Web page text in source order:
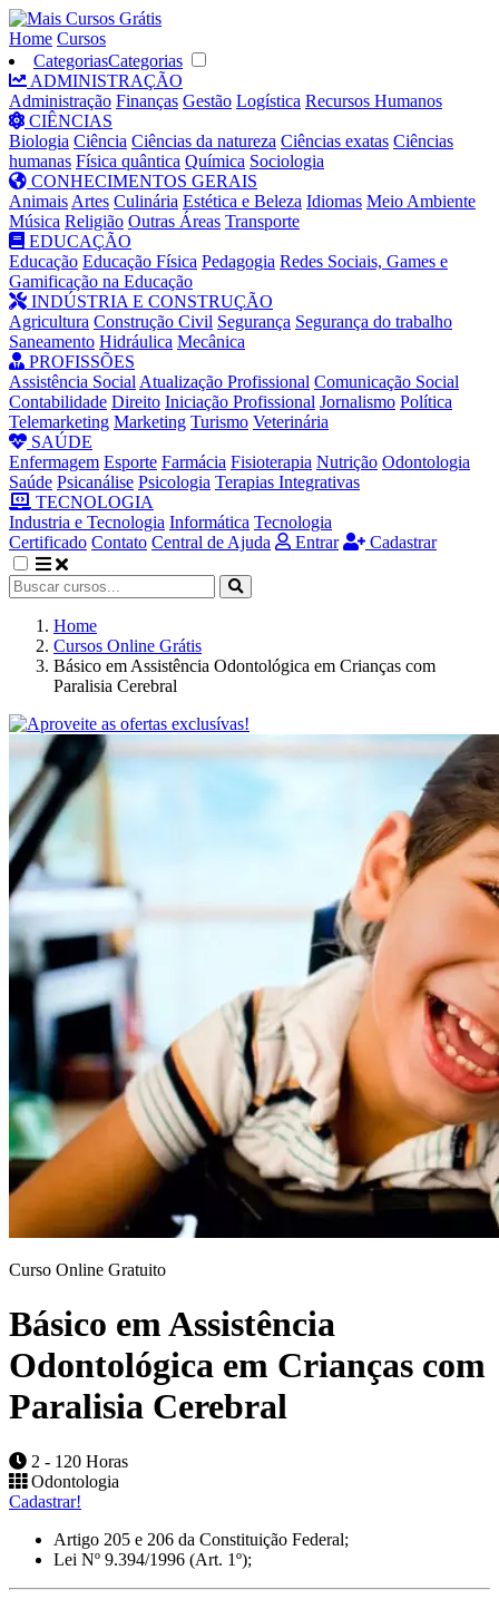
Home Cursos
CategoriasCategorias
ADMINISTRAÇÃO
Administração Finanças Gestão Logística Recursos Humanos
CIÊNCIAS
Biologia Ciência Ciências da natureza Ciências exatas Ciências
humanas Física quântica Química Sociologia
CONHECIMENTOS GERAIS
Animais Artes Culinária Estética e Beleza Idiomas Meio Ambiente
Música Religião Outras Áreas Transporte
EDUCAÇÃO
Educação Educação Física Pedagogia Redes Sociais, Games e
Gamificação na Educação
INDÚSTRIA E CONSTRUÇÃO
Agricultura Construção Civil Segurança Segurança do trabalho
Saneamento Hidráulica Mecânica
PROFISSÕES
Assistência Social Atualização Profissional Comunicação Social
Contabilidade Direito Iniciação Profissional Jornalismo Política
Telemarketing Marketing Turismo Veterinária
SAÚDE
Enfermagem Esporte Farmácia Fisioterapia Nutrição Odontologia
Saúde Psicanálise Psicologia Terapias Integrativas
TECNOLOGIA
Industria e Tecnologia Informática Tecnologia
Certificado Contato Central de Ajuda Entrar Cadastrar
Home
Cursos Online Grátis
Básico em Assistência Odontológica em Crianças com
Paralisia Cerebral
Curso Online Gratuito
Básico em Assistência
Odontológica em Crianças com
Paralisia Cerebral
2 - 120 Horas
Odontologia
Cadastrar!
Artigo 205 e 206 da Constituição Federal;
Lei Nº 9.394/1996 (Art. 1º);